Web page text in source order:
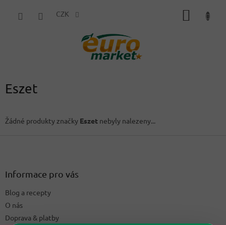
CZK
Eszet
Žádné produkty značky Eszet nebyly nalezeny...
Informace pro vás
Blog a recepty
O nás
Doprava & platby